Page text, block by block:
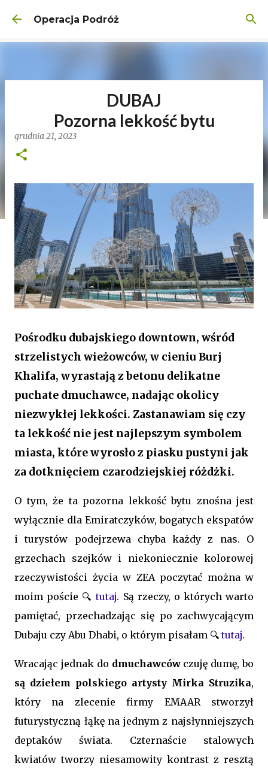
Przejdź do głównej zawartości
Operacja Podróż
DUBAJ
Pozorna lekkość bytu
grudnia 21, 2023
Pośrodku dubajskiego downtown, wśród
strzelistych wieżowców, w cieniu Burj
Khalifa, wyrastają z betonu delikatne
puchate dmuchawce, nadając okolicy
niezwykłej lekkości. Zastanawiam się czy
ta lekkość nie jest najlepszym symbolem
miasta, które wyrosło z piasku pustyni jak
za dotknięciem czarodziejskiej różdżki.
O tym, że ta pozorna lekkość bytu znośna jest
wyłącznie dla Emiratczyków, bogatych ekspatów
i turystów podejrzewa chyba każdy z nas. O
grzechach szejków i niekoniecznie kolorowej
rzeczywistości życia w ZEA poczytać można w
moim poście 🔍tutaj. Są rzeczy, o których warto
pamiętać, przechadzając się po zachwycającym
Dubaju czy Abu Dhabi, o którym pisałam 🔍tutaj.
Wracając jednak do dmuchawcówczuję dumę, bo
są dziełem polskiego artysty Mirka Struzika,
który na zlecenie firmy EMAAR stworzył
futurystyczną łąkę na jednym z najsłynniejszych
deptaków świata. Czternaście stalowych
kwiatów tworzy niesamowity kontrast z resztą